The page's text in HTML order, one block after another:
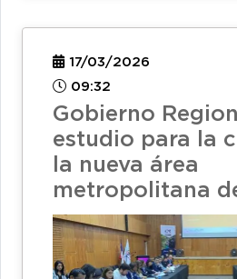
17/03/2026
09:32
Gobierno
estudio para la
la nueva área
metropolitana